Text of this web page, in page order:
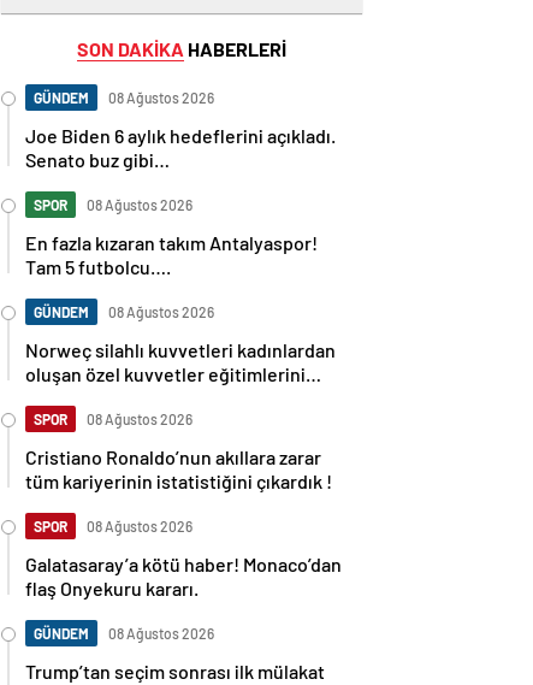
SON DAKİKA HABERLERİ
GÜNDEM 08 Ağustos 2026
Joe Biden 6 aylık hedeflerini açıkladı.
Senato buz gibi…
SPOR 08 Ağustos 2026
En fazla kızaran takım Antalyaspor!
Tam 5 futbolcu….
GÜNDEM 08 Ağustos 2026
Norweç silahlı kuvvetleri kadınlardan
oluşan özel kuvvetler eğitimlerini
SPOR 08 Ağustos 2026
Cristiano Ronaldo’nun akıllara zarar
tüm kariyerinin istatistiğini çıkardık !
SPOR 08 Ağustos 2026
Galatasaray’a kötü haber! Monaco’dan
flaş Onyekuru kararı.
GÜNDEM 08 Ağustos 2026
Trump’tan seçim sonrası ilk mülakat